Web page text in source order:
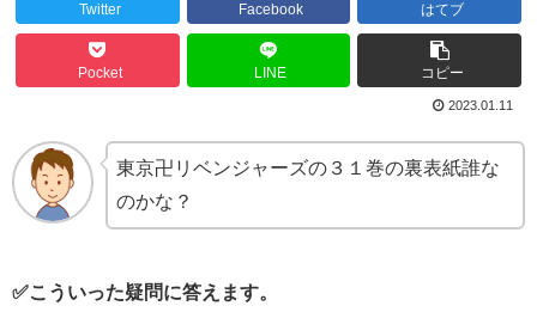
Twitter Facebook はてブ
Pocket LINE コピー
2023.01.11
東京卍リベンジャーズの３１巻の裏表紙誰な
のかな？
✅こういった疑問に答えます。